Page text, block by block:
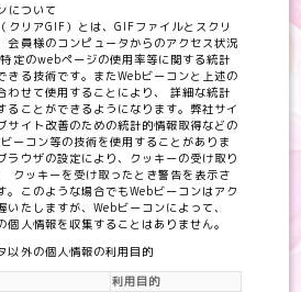
について
クリアGIF）とは、GIFファイルとスクリ
会員様のコンピュータからのアクセス状況
定のwebページの使用率等に関する統計
きる技術です。またWebビーコンと上述の
わせて使用することにより、 詳細な統計
ることができるようになります。弊社サイ
サイト改善のための統計的情報取得などの
ーコン等の技術を使用することがありま
ラウザの設定により、クッキーの受け取り
クッキーを受け取ったとき警告を表示さ
。このような場合でもWebビーコンはアク
いたしますが、Webビーコンによって、
個人情報を収集することはありません。
以外の個人情報の利用目的
利用目的